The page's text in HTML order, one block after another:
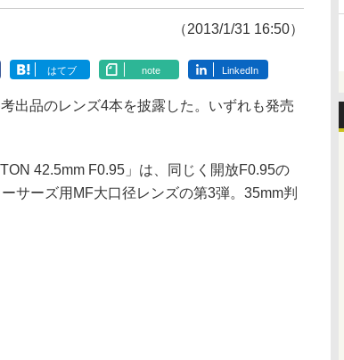
（2013/1/31 16:50）
はてブ note LinkedIn
出品のレンズ4本を披露した。いずれも発売
42.5mm F0.95」は、同じく開放F0.95の
サーズ用MF大口径レンズの第3弾。35mm判